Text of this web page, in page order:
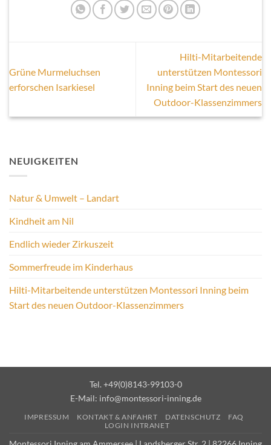
Grüne Murmeluchsen
erforschen Isarkiesel
Hilti-Mitarbeitende
unterstützen Montessori
Inning beim Start des neuen
Outdoor-Klassenzimmers
NEUIGKEITEN
Natur & Umwelt – Landart
Kindheit am Nil
Endlich wieder Zirkuszeit
Sommerfreude im Kinderhaus
Hilti-Mitarbeitende unterstützen Montessori Inning beim
Start des neuen Outdoor-Klassenzimmers
Tel. +49(0)8143-99103-0
E-Mail: info@montessori-inning.de
IMPRESSUM KONTAKT & ANFAHRT DATENSCHUTZ
FAQ
LOGIN INTRANET